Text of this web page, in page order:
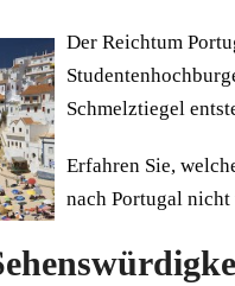
Der Reichtum
Schmelztiegel
Erfahren Sie,
nach Portugal nicht